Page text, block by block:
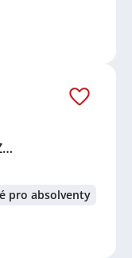
pro absolventy